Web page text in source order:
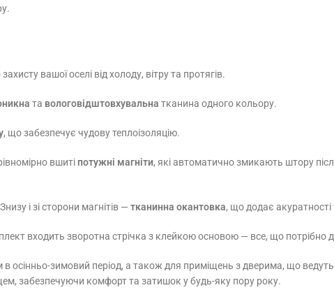
вашої оселі від холоду, вітру та протягів.
та вологовідштовхувальна тканина одного кольору.
, що забезпечує чудову теплоізоляцію.
вшитіпотужні магніти, які автоматично змикають штору
і зі сторони магнітів — тканинна окантовка, що додає акуратності
входить зворотна стрічка з клейкою основою — все, що
осінньо-зимовий період, а також для приміщень з дверима, що
забезпечуючи комфорт та затишок у будь-яку пору року.